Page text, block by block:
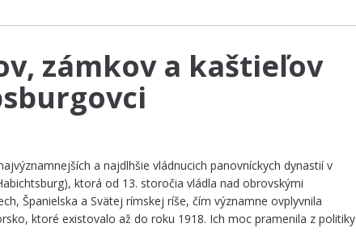
zámkov a kaštieľov
a najdlhšie vládnucich panovníckych dynastií v
ktorá od 13. storočia vládla nad obrovskými
Španielska a Svätej rímskej ríše, čím významne ovplyvnila
ktoré existovalo až do roku 1918. Ich moc pramenila z politiky